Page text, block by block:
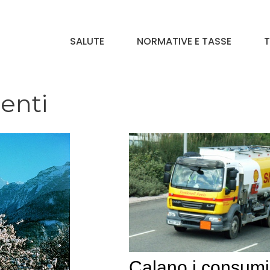
SALUTE NORMATIVE E TASSE